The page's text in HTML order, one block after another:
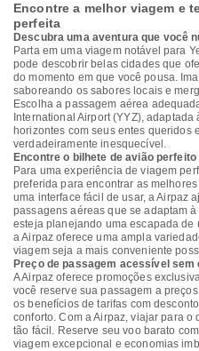
Encontre a melhor viagem e
perfeita
Descubra uma aventura que você
Parta em uma viagem notável para
pode descobrir belas cidades que
do momento em que você pousa.
saboreando os sabores locais e
Escolha a passagem aérea
International Airport (YYZ),
horizontes com seus entes queridos
verdadeiramente inesquecível.
Encontre o bilhete de avião
Para uma experiência de viagem
preferida para encontrar as
uma interface fácil de usar, a Airpaz
passagens aéreas que se adaptam
esteja planejando uma escapada
a Airpaz oferece uma ampla
viagem seja a mais conveniente
Preço de passagem acessível
A Airpaz oferece promoções
você reserve sua passagem a
os benefícios de tarifas com
conforto. Com a Airpaz, viajar para
tão fácil. Reserve seu voo barato
viagem excepcional e economias